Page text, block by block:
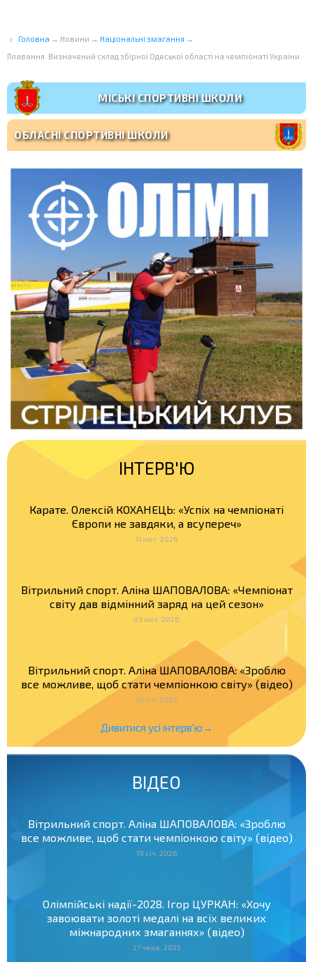
Головна → Новини → Національні змагання
→
Плавання. Визначений склад збірної Одеської області на чемпіонаті України
МІСЬКІ СПОРТИВНІ ШКОЛИ
ОБЛАСНІ СПОРТИВНІ ШКОЛИ
ІНТЕРВ'Ю
Карате. Олексій КОХАНЕЦЬ: «Успіх на чемпіонаті
Європи не завдяки, а всупереч»
11 лют. 2026
Вітрильний спорт. Аліна ШАПОВАЛОВА: «Чемпіонат
світу дав відмінний заряд на цей сезон»
03 лют. 2026
Вітрильний спорт. Аліна ШАПОВАЛОВА: «Зроблю
все можливе, щоб стати чемпіонкою світу» (відео)
19 січ. 2026
Дивитися усі інтерв'ю→
ВІДЕО
Вітрильний спорт. Аліна ШАПОВАЛОВА: «Зроблю
все можливе, щоб стати чемпіонкою світу» (відео)
19 січ. 2026
Олімпійські надії-2028. Ігор ЦУРКАН: «Хочу
завоювати золоті медалі на всіх великих
міжнародних змаганнях» (відео)
27 черв. 2025